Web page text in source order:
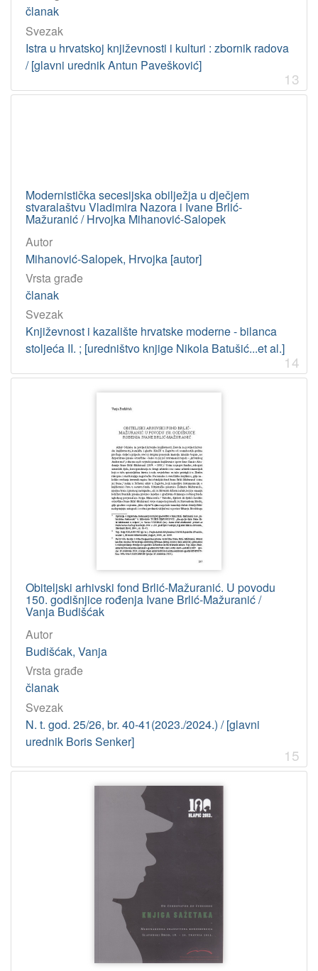
članak
Svezak
Istra u hrvatskoj književnosti i kulturi : zbornik radova
/ [glavni urednik Antun Pavešković]
13
Modernistička secesijska obilježja u dječjem
stvaralaštvu Vladimira Nazora i Ivane Brlić-
Mažuranić / Hrvojka Mihanović-Salopek
Autor
Mihanović-Salopek, Hrvojka [autor]
Vrsta građe
članak
Svezak
Književnost i kazalište hrvatske moderne - bilanca
stoljeća II. ; [uredništvo knjige Nikola Batušić...et al.]
14
Obiteljski arhivski fond Brlić-Mažuranić. U povodu
150. godišnjice rođenja Ivane Brlić-Mažuranić /
Vanja Budišćak
Autor
Budišćak, Vanja
Vrsta građe
članak
Svezak
N. t. god. 25/26, br. 40-41(2023./2024.) / [glavni
urednik Boris Senker]
15